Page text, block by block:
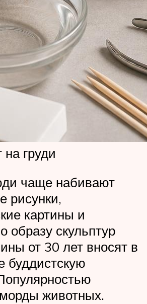
на груди
чаще набивают
рисунки,
картины и
образу скульптур
от 30 лет вносят в
буддистскую
животных.